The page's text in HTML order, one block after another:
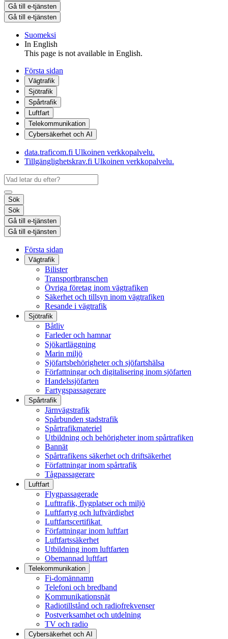
Gå till e-tjänsten
Gå till e-tjänsten
Suomeksi
In English
This page is not available in English.
Första sidan
Vägtrafik
Sjötrafik
Spårtrafik
Luftfart
Telekommunikation
Cybersäkerhet och AI
data.traficom.fi Ulkoinen verkkopalvelu.
Tillgänglighetskrav.fi Ulkoinen verkkopalvelu.
Sök
Sök
Gå till e-tjänsten
Gå till e-tjänsten
Första sidan
Vägtrafik
Bilister
Transportbranschen
Övriga företag inom vägtrafiken
Säkerhet och tillsyn inom vägtrafiken
Resande i vägtrafik
Sjötrafik
Båtliv
Farleder och hamnar
Sjökartläggning
Marin miljö
Sjöfartsbehörigheter och sjöfartshälsa
Författningar och digitalisering inom sjöfarten
Handelssjöfarten
Fartygspassagerare
Spårtrafik
Järnvägstrafik
Spårbunden stadstrafik
Spårtrafikmateriel
Utbildning och behörigheter inom spårtrafiken
Bannät
Spårtrafikens säkerhet och driftsäkerhet
Författningar inom spårtrafik
Tågpassagerare
Luftfart
Flygpassagerade
Lufttrafik, flygplatser och miljö
Luftfartyg och luftvärdighet
Luftfartscertifikat
Författningar inom luftfart
Luftfartssäkerhet
Utbildning inom luftfarten
Obemannad luftfart
Telekommunikation
Fi-domännamn
Telefoni och bredband
Kommunikationsnät
Radiotillstånd och radiofrekvenser
Postverksamhet och utdelning
TV och radio
Cybersäkerhet och AI